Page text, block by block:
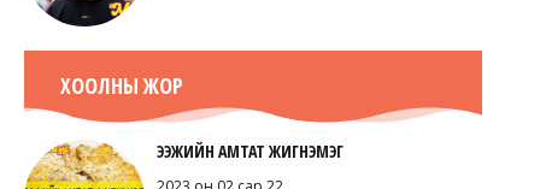
ХООЛНЫ ЖОР
ЭЭЖИЙН АМТАТ ЖИГНЭМЭГ